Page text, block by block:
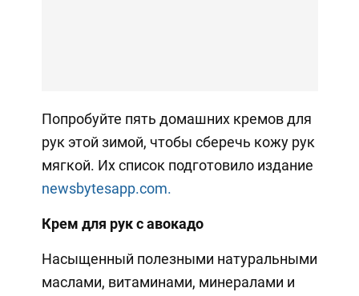
Попробуйте пять домашних кремов для
рук этой зимой, чтобы сберечь кожу рук
мягкой. Их список подготовило издание
newsbytesapp.com.
Крем для рук с авокадо
Насыщенный полезными натуральными
маслами, витаминами, минералами и